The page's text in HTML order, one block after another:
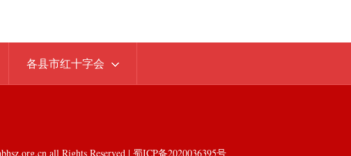
各县市红十字会
all Rights Reserved | 蜀ICP备2020036395号